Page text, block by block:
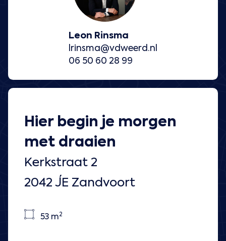
Hier begin je morgen
met draaien
Kerkstraat 2
2042 JE Zandvoort
53 m2
Leon Rinsma
lrinsma@vdweerd.nl
06 50 60 28 99